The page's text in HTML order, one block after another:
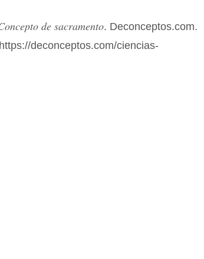
de sacramento. Deconceptos.com.
deconceptos.com/ciencias-